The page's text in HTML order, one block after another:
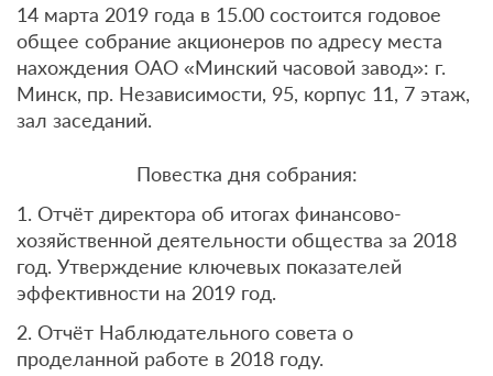
14 марта 2019 года в 15.00 состоится годовое
общее собрание акционеров по адресу места
нахождения ОАО «Минский часовой завод»: г.
Минск, пр. Независимости, 95, корпус 11, 7 этаж,
зал заседаний.
Повестка дня собрания:
1. Отчёт директора об итогах финансово-
хозяйственной деятельности общества за 2018
год. Утверждение ключевых показателей
эффективности на 2019 год.
2. Отчёт Наблюдательного совета о
проделанной работе в 2018 году.